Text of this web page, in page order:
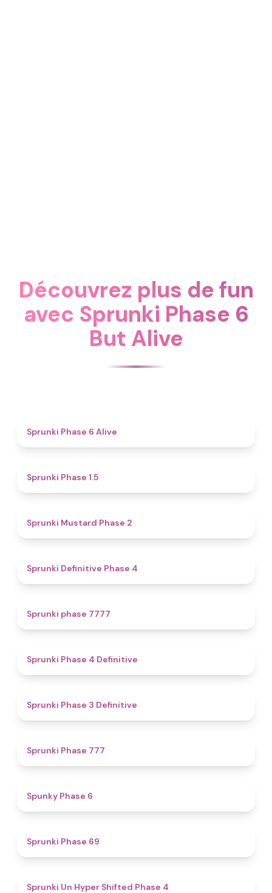
Découvrez plus de fun
avec Sprunki Phase 6
But Alive
Sprunki Phase 6 Alive
Sprunki Phase 1.5
Sprunki Mustard Phase 2
Sprunki Definitive Phase 4
Sprunki phase 7777
Sprunki Phase 4 Definitive
Sprunki Phase 3 Definitive
Sprunki Phase 777
Spunky Phase 6
Sprunki Phase 69
Sprunki Un Hyper Shifted Phase 4